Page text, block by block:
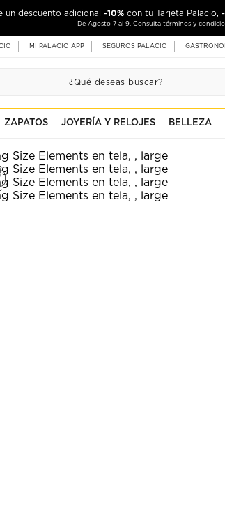
un descuento adicional -10% con tu Tarjeta Palacio,
De Agosto 7 al 9. Consulta términos y
MI PALACIO APP SEGUROS PALACIO
ZAPATOS JOYERÍA Y RELOJES BELLEZA